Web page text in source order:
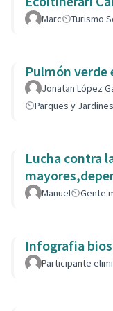
Marc Turismo
Pulmón verde
Jonatan López
Parques y
Lucha contra
Manuel Gente
Infografia
Participante